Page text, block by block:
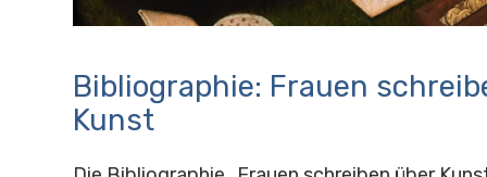
Bibliographie: Frauen
Kunst